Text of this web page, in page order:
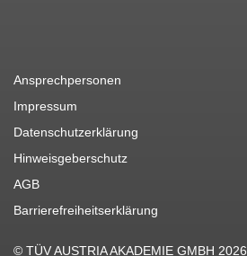
Ansprechpersonen
Impressum
Datenschutzerklärung
Hinweisgeberschutz
AGB
Barrierefreiheitserklärung
© TÜV AUSTRIA AKADEMIE GMBH 2026